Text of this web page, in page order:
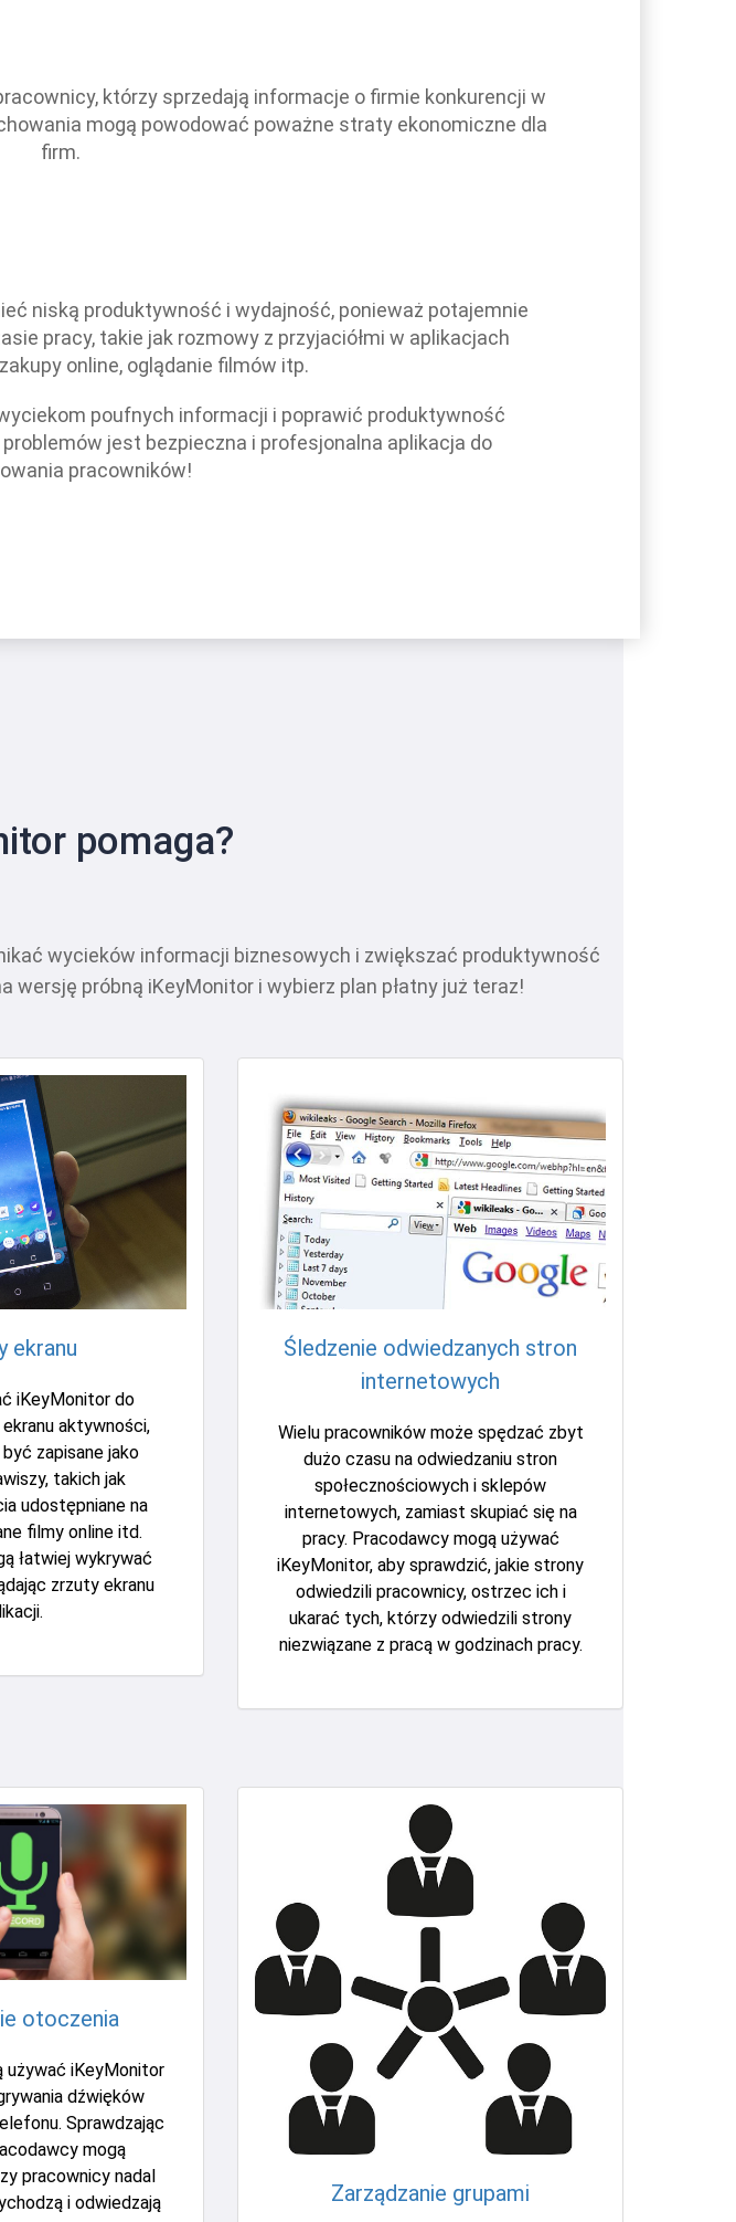
którzy sprzedają informacje o firmie konkurencji w
mogą powodować poważne straty ekonomiczne dla
firm.
niską produktywność i wydajność, ponieważ potajemnie
pracy, takie jak rozmowy z przyjaciółmi w aplikacjach
online, oglądanie filmów itp.
poufnych informacji i poprawić produktywność
jest bezpieczna i profesjonalna aplikacja do
pracowników!
pomaga?
wycieków informacji biznesowych i zwiększać produktywność
wersję próbną iKeyMonitor i wybierz plan płatny już teraz!
ekranu
iKeyMonitor do
aktywności,
zapisane jako
takich jak
udostępniane na
filmy online itd.
łatwiej wykrywać
zrzuty ekranu
Śledzenie odwiedzanych stron
internetowych
Wielu pracowników może spędzać zbyt
dużo czasu na odwiedzaniu stron
społecznościowych i sklepów
internetowych, zamiast skupiać się na
pracy. Pracodawcy mogą używać
iKeyMonitor, aby sprawdzić, jakie strony
odwiedzili pracownicy, ostrzec ich i
ukarać tych, którzy odwiedzili strony
niezwiązane z pracą w godzinach pracy.
otoczenia
używać iKeyMonitor
dźwięków
Sprawdzając
mogą
pracownicy nadal
i odwiedzają
Zarządzanie grupami